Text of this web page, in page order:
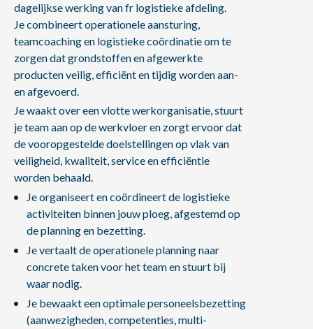
dagelijkse werking van fr logistieke afdeling.
Je combineert operationele aansturing,
teamcoaching en logistieke coördinatie om te
zorgen dat grondstoffen en afgewerkte
producten veilig, efficiënt en tijdig worden aan-
en afgevoerd.
Je waakt over een vlotte werkorganisatie, stuurt
je team aan op de werkvloer en zorgt ervoor dat
de vooropgestelde doelstellingen op vlak van
veiligheid, kwaliteit, service en efficiëntie
worden behaald.
Je organiseert en coördineert de logistieke
activiteiten binnen jouw ploeg, afgestemd op
de planning en bezetting.
Je vertaalt de operationele planning naar
concrete taken voor het team en stuurt bij
waar nodig.
Je bewaakt een optimale personeelsbezetting
(aanwezigheden, competenties, multi-